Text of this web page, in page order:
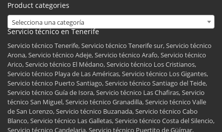
Product categories
Selecciona una categoría
Servicio técnico en Tenerife
Servicio técnico Tenerife, Servicio técnico Tenerife sur, Servicio técnico
Arona, Servicio técnico Adeje, Servicio técnico Arafo, Servicio técnico
Arico, Servicio técnico El Médano, Servicio técnico Los Cristianos,
Servicio técnico Playa de Las Américas, Servicio técnico Los Gigantes,
Servicio técnico Puerto Santiago, Servicio técnico Santiago del Teide,
Servicio técnico Guía de Isora, Servicio técnico Las Chafiras, Servicio
técnico San Miguel, Servicio técnico Granadilla, Servicio técnico Valle
de San Lorenzo, Servicio técnico Buzanada, Servicio técnico Cabo
Blanco, Servicio técnico Las Galletas, Servicio técnico Costa del Silencio,
Servicio técnico Candelaria, Servicio técnico Puertito de Güímar,